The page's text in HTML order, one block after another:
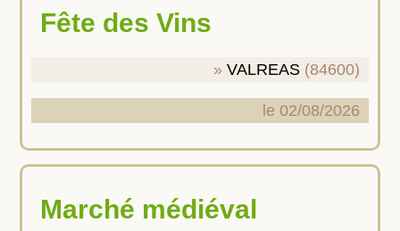
Fête des Vins
VALREAS (84600)
le 02/08/2026
Marché médiéval